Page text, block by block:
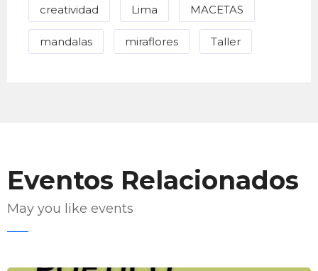
creatividad Lima MACETAS
mandalas miraflores Taller
Eventos Relacionados
May you like events